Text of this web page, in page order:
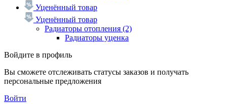
Уценённый товар
Уценённый товар
Радиаторы отопления (2)
Радиаторы уценка
Войдите в профиль
Вы сможете отслеживать статусы заказов и получать
персональные предложения
Войти